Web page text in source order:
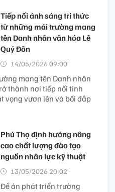
Tiếp nối ánh sáng tri thức
từ những mái trường mang
tên Danh nhân văn hóa Lê
Quý Đôn
14/05/2026 09:00’
mang tên Danh nhân
thành nơi tiếp nối tinh
vọng vươn lên và bồi đắp
Phú Thọ định hướng nâng
cao chất lượng đào tạo
nguồn nhân lực kỹ thuật
13/05/2026 20:02’
Đề án phát triển trường